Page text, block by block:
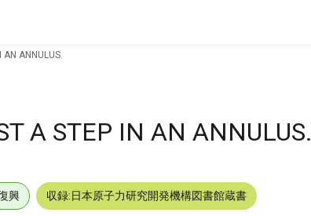
AN ANNULUS.
A STEP IN AN ANNULUS.
興 収録:日本原子力研究開発機構図書館蔵書